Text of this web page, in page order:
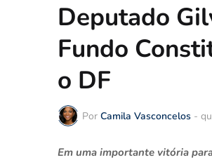
Deputado
Fundo
o DF
Por Camila Vasconcelos -
Em uma importante vitória